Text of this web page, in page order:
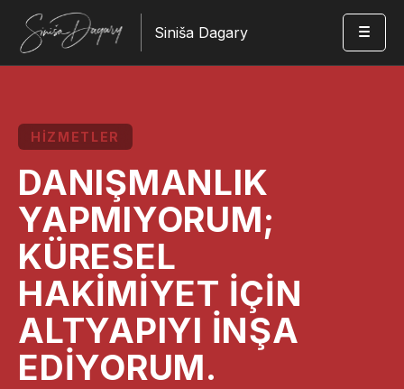
Siniša Dagary
HİZMETLER
DANIŞMANLIK
YAPMIYORUM;
KÜRESEL
HAKİMİYET İÇİN
ALTYAPIYI İNŞA
EDİYORUM.